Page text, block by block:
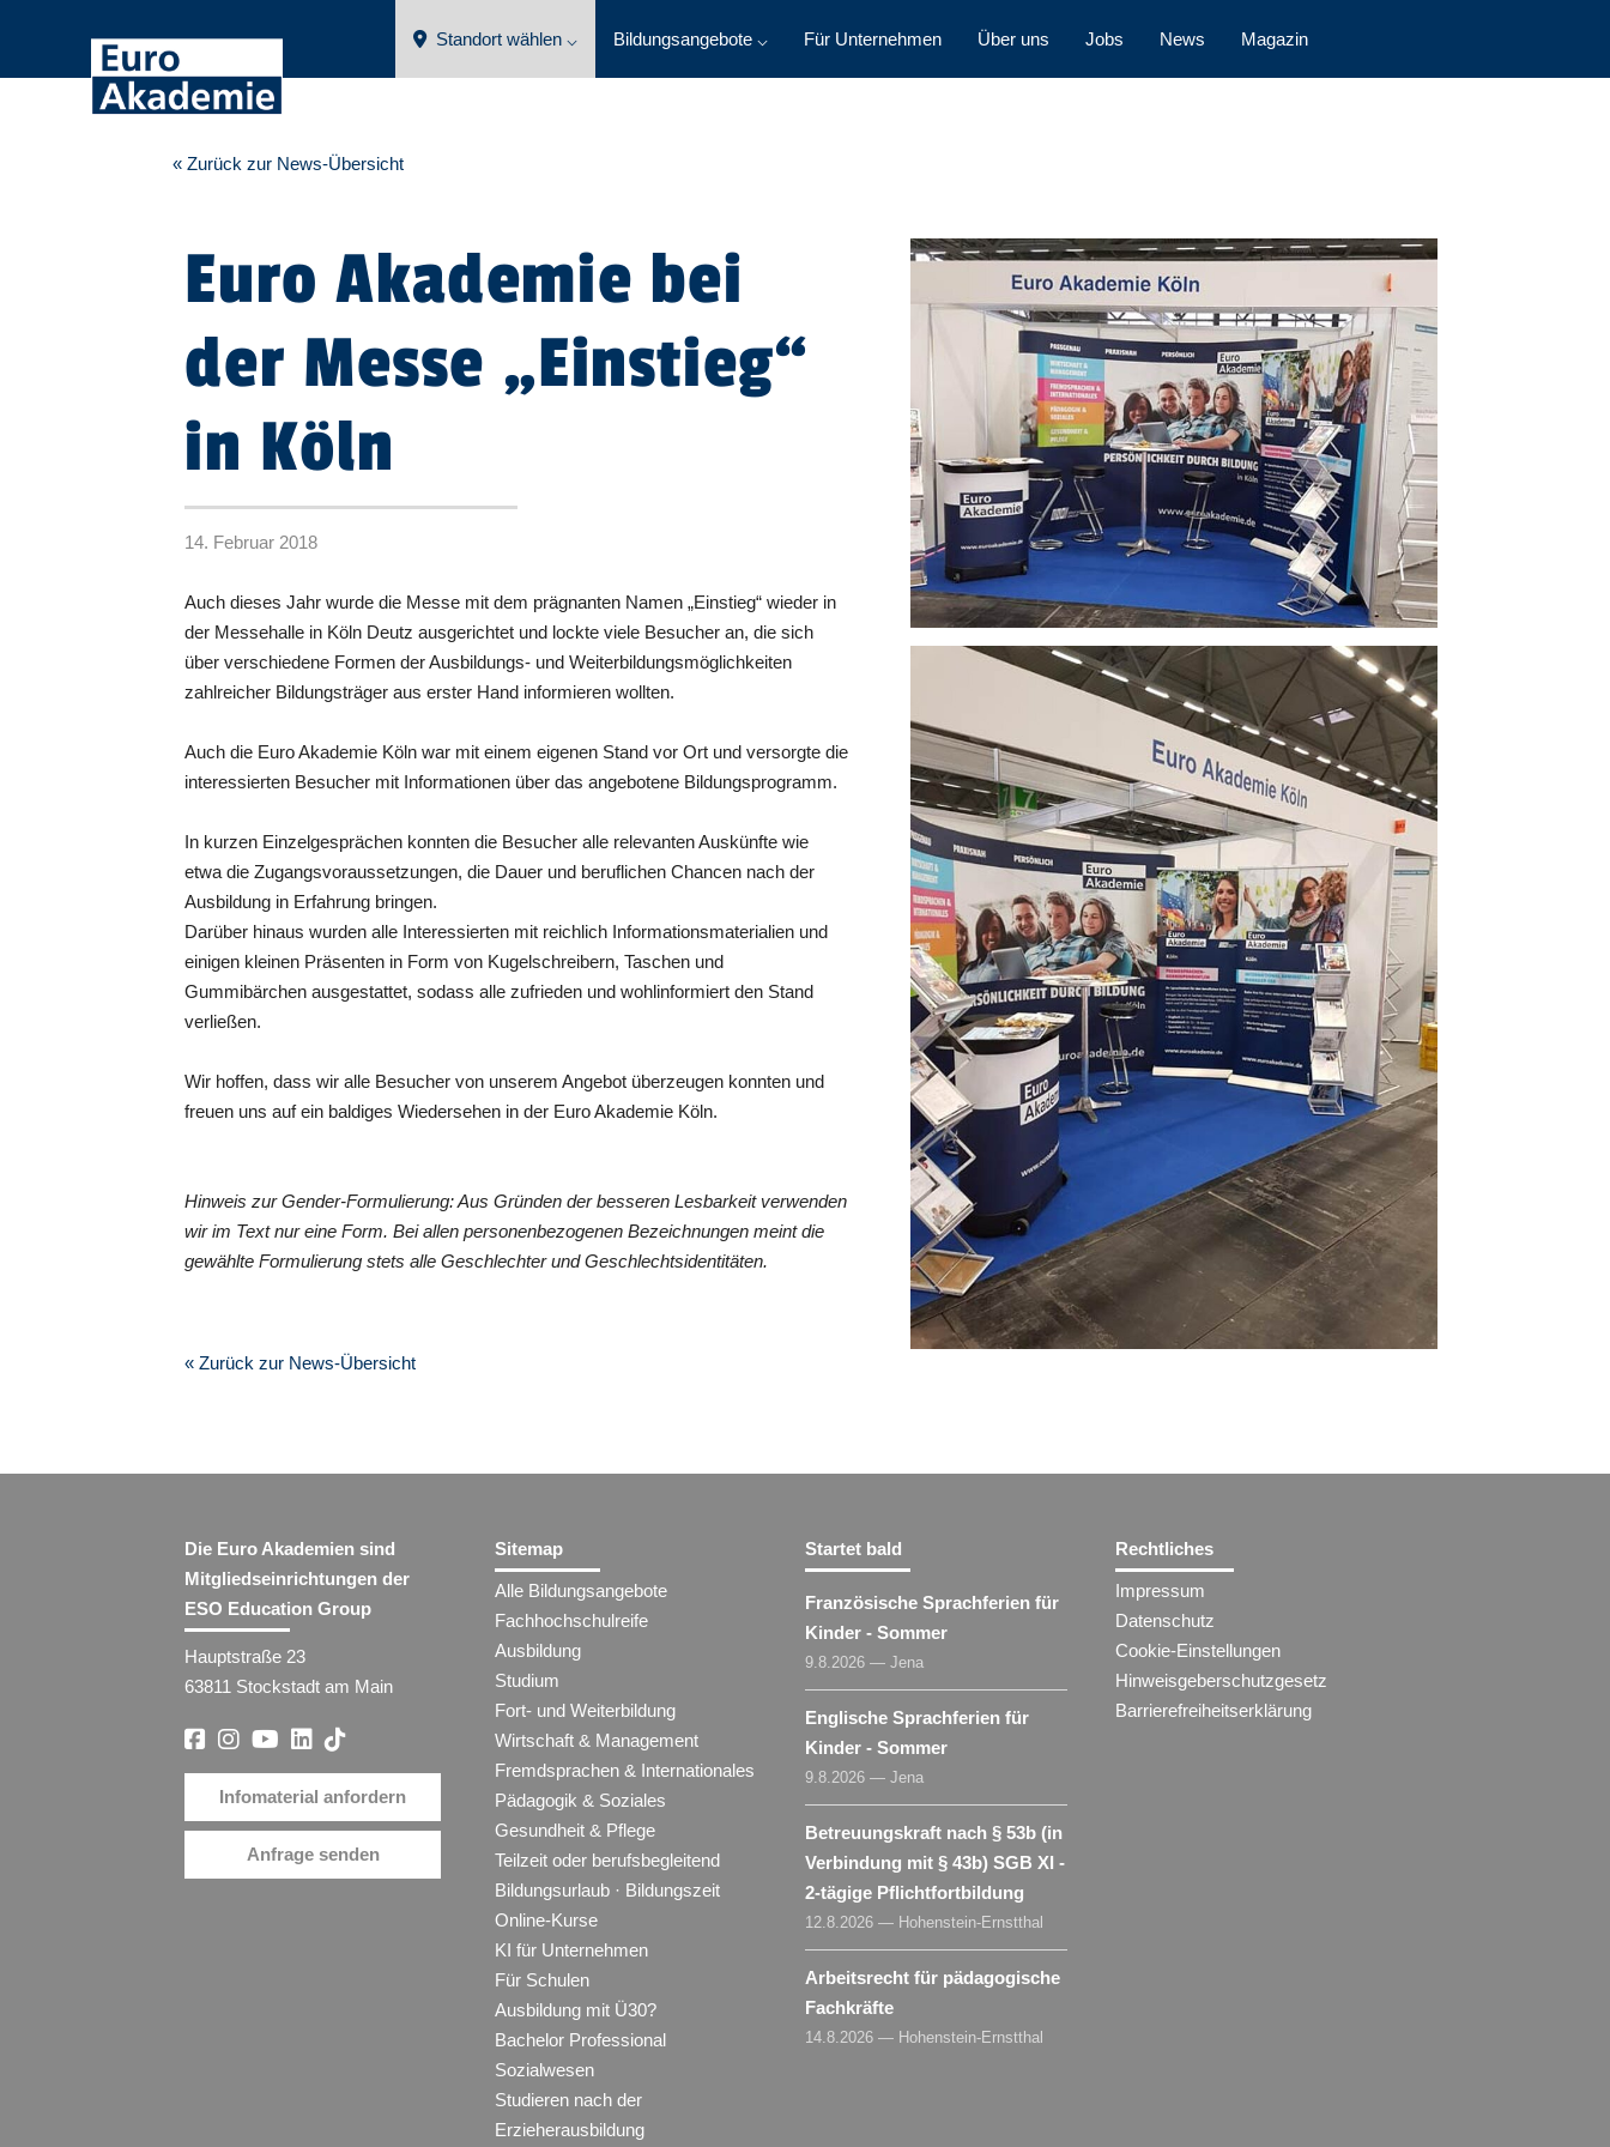
Standort wählen ⌵ Bildungsangebote ⌵ Für Unternehmen Über uns Jobs News Magazin
« Zurück zur News-Übersicht
Euro Akademie bei
der Messe „Einstieg“
in Köln
14. Februar 2018
Auch dieses Jahr wurde die Messe mit dem prägnanten Namen „Einstieg“ wieder in
der Messehalle in Köln Deutz ausgerichtet und lockte viele Besucher an, die sich
über verschiedene Formen der Ausbildungs- und Weiterbildungsmöglichkeiten
zahlreicher Bildungsträger aus erster Hand informieren wollten.
Auch die Euro Akademie Köln war mit einem eigenen Stand vor Ort und versorgte die
interessierten Besucher mit Informationen über das angebotene Bildungsprogramm.
In kurzen Einzelgesprächen konnten die Besucher alle relevanten Auskünfte wie
etwa die Zugangsvoraussetzungen, die Dauer und beruflichen Chancen nach der
Ausbildung in Erfahrung bringen.
Darüber hinaus wurden alle Interessierten mit reichlich Informationsmaterialien und
einigen kleinen Präsenten in Form von Kugelschreibern, Taschen und
Gummibärchen ausgestattet, sodass alle zufrieden und wohlinformiert den Stand
verließen.
Wir hoffen, dass wir alle Besucher von unserem Angebot überzeugen konnten und
freuen uns auf ein baldiges Wiedersehen in der Euro Akademie Köln.
Hinweis zur Gender-Formulierung: Aus Gründen der besseren Lesbarkeit verwenden
wir im Text nur eine Form. Bei allen personenbezogenen Bezeichnungen meint die
gewählte Formulierung stets alle Geschlechter und Geschlechtsidentitäten.
« Zurück zur News-Übersicht
Die Euro Akademien sind
Mitgliedseinrichtungen der
ESO Education Group
Hauptstraße 23
63811 Stockstadt am Main
Infomaterial anfordern
Anfrage senden
Sitemap
Alle Bildungsangebote
Fachhochschulreife
Ausbildung
Studium
Fort- und Weiterbildung
Wirtschaft & Management
Fremdsprachen & Internationales
Pädagogik & Soziales
Gesundheit & Pflege
Teilzeit oder berufsbegleitend
Bildungsurlaub · Bildungszeit
Online-Kurse
KI für Unternehmen
Für Schulen
Ausbildung mit Ü30?
Bachelor Professional
Sozialwesen
Studieren nach der
Erzieherausbildung
Startet bald
Französische Sprachferien für
Kinder - Sommer
9.8.2026 — Jena
Englische Sprachferien für
Kinder - Sommer
9.8.2026 — Jena
Betreuungskraft nach § 53b (in
Verbindung mit § 43b) SGB XI -
2-tägige Pflichtfortbildung
12.8.2026 — Hohenstein-Ernstthal
Arbeitsrecht für pädagogische
Fachkräfte
14.8.2026 — Hohenstein-Ernstthal
Rechtliches
Impressum
Datenschutz
Cookie-Einstellungen
Hinweisgeberschutzgesetz
Barrierefreiheitserklärung